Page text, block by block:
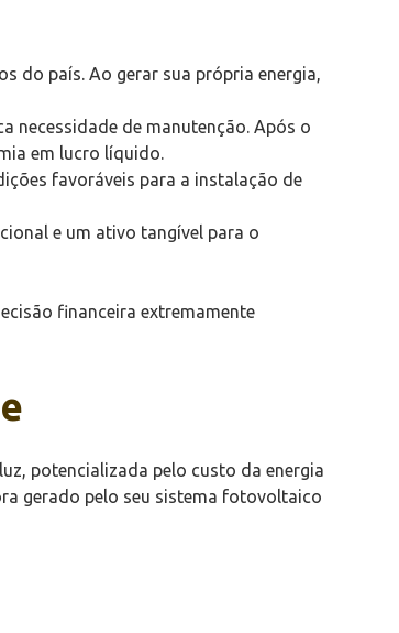
do país. Ao gerar sua própria energia,
necessidade de manutenção. Após o
em lucro líquido.
favoráveis para a instalação de
e um ativo tangível para o
financeira extremamente
potencializada pelo custo da energia
gerado pelo seu sistema fotovoltaico